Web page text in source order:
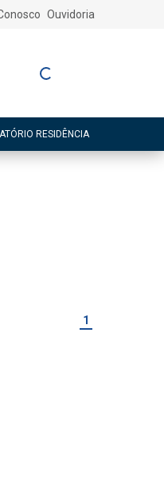
Ouvidoria
ou Cadastre-
RESIDÊNCIA
1